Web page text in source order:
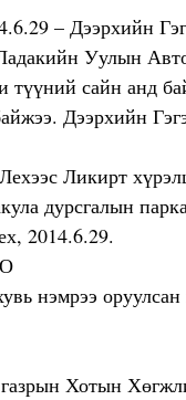
– Дээрхийн
Уулын
сайн анд
Дээрхийн
дурсгалын
2014.6.29.
нэмрээ
Хотын